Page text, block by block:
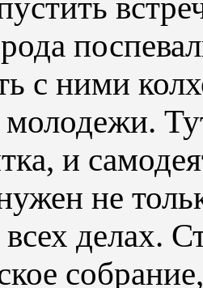
с ними
молодежи.
и
не
делах.